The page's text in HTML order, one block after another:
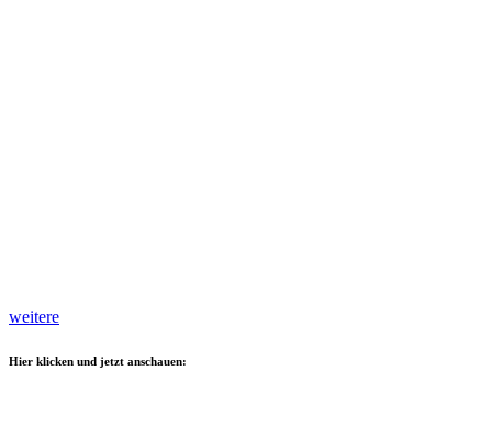
weitere
Hier klicken und jetzt anschauen: